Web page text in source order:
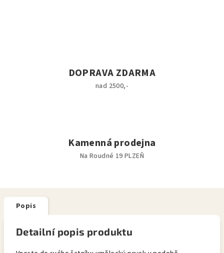
DOPRAVA ZDARMA
nad 2500,-
Kamenná prodejna
Na Roudné 19 PLZEŇ
Popis
Detailní popis produktu